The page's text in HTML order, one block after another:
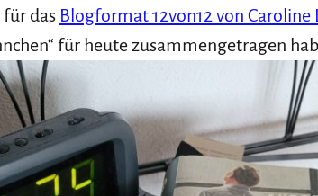
für das Blogformat 12von12 von Caroline
für heute zusammengetragen